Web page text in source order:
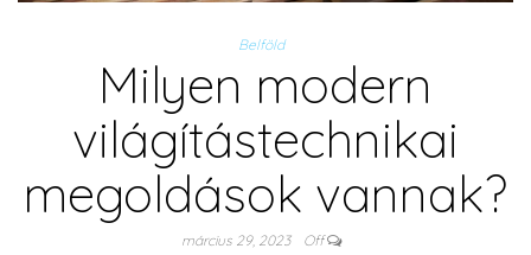
Belföld
Milyen modern
világítástechnikai
megoldások vannak?
március 29, 2023 Off